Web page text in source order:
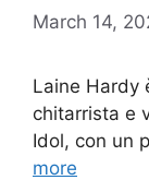
March 14,
Laine Hardy
chitarrista e
Idol, con un
more